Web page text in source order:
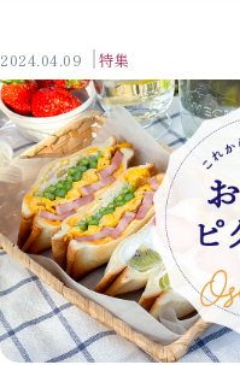
2024.04.09 特集